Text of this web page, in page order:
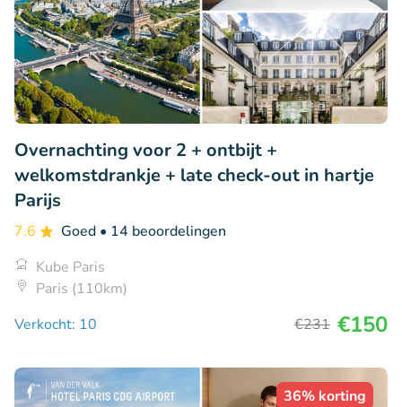
Overnachting voor 2 + ontbijt +
welkomstdrankje + late check-out in hartje
Parijs
7.6 Goed • 14 beoordelingen
Kube Paris
Paris (110km)
Verkocht: 10
€231 €150
36% korting